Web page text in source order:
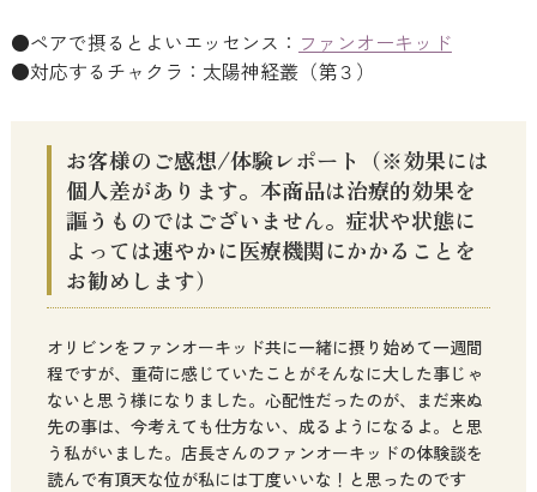
●ペアで摂るとよいエッセンス： ファンオーキッド
●対応するチャクラ：太陽神経叢（第３）
お客様のご感想/体験レポート（※効果には
個人差があります。本商品は治療的効果を
謳うものではございません。症状や状態に
よっては速やかに医療機関にかかることを
お勧めします）
オリビンをファンオーキッド共に一緒に摂り始めて一週間
程ですが、重荷に感じていたことがそんなに大した事じゃ
ないと思う様になりました。心配性だったのが、まだ来ぬ
先の事は、今考えても仕方ない、成るようになるよ。と思
う私がいました。店長さんのファンオーキッドの体験談を
読んで有頂天な位が私には丁度いいな！と思ったのです